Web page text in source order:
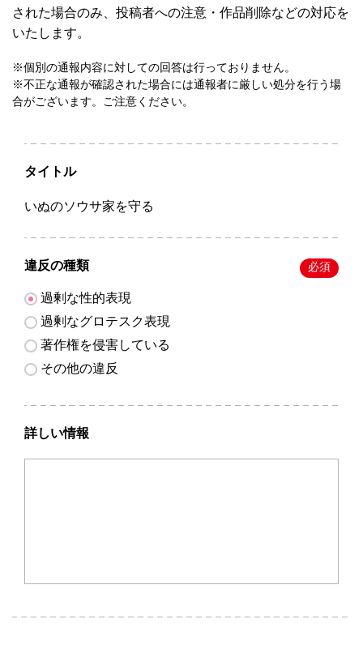
された場合のみ、投稿者への注意・作品削除などの対応を
いたします。
※個別の通報内容に対しての回答は行っておりません。
※不正な通報が確認された場合には通報者に厳しい処分を行う場
合がございます。ご注意ください。
タイトル
いぬのソウサ家を守る
違反の種類 必須
過剰な性的表現
過剰なグロテスク表現
著作権を侵害している
その他の違反
詳しい情報